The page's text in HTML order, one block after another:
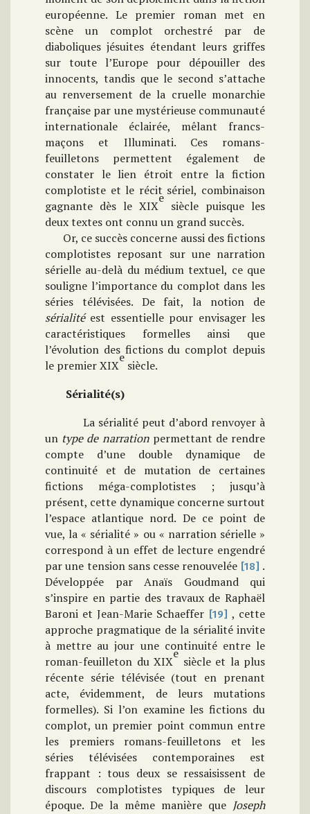
européenne. Le premier roman met en
scène un complot orchestré par de
diaboliques jésuites étendant leurs griffes
sur toute l’Europe pour dépouiller des
innocents, tandis que le second s’attache
au renversement de la cruelle monarchie
française par une mystérieuse communauté
internationale éclairée, mêlant francs-
maçons et Illuminati. Ces romans-
feuilletons permettent également de
constater le lien étroit entre la fiction
complotiste et le récit sériel, combinaison
gagnante dès le XIX
e
siècle puisque les
deux textes ont connu un grand succès.
Or, ce succès concerne aussi des fictions
complotistes reposant sur une narration
sérielle au-delà du médium textuel, ce que
souligne l’importance du complot dans les
séries télévisées. De fait, la notion de
sérialitéest essentielle pour envisager les
caractéristiques formelles ainsi que
l’évolution des fictions du complot depuis
le premier XIX
e
siècle.
Sérialité(s)
La sérialité peut d’abord renvoyer à
un typede narrationpermettant de rendre
compte d’une double dynamique de
continuité et de mutation de certaines
fictions méga-complotistes ; jusqu’à
présent, cette dynamique concerne surtout
l’espace atlantique nord. De ce point de
vue, la « sérialité » ou « narration sérielle »
correspond à un effet de lecture engendré
par une tension sans cesse renouvelée [18] .
Développée par Anaïs Goudmand qui
s’inspire en partie des travaux de Raphaël
Baroni et Jean-Marie Schaeffer [19] , cette
approche pragmatique de la sérialité invite
à mettre au jour une continuité entre le
roman-feuilleton du XIX
e
siècle et la plus
récente série télévisée (tout en prenant
acte, évidemment, de leurs mutations
formelles). Si l’on examine les fictions du
complot, un premier point commun entre
les premiers romans-feuilletons et les
séries télévisées contemporaines est
frappant : tous deux se ressaisissent de
discours complotistes typiques de leur
époque. De la même manière que Joseph